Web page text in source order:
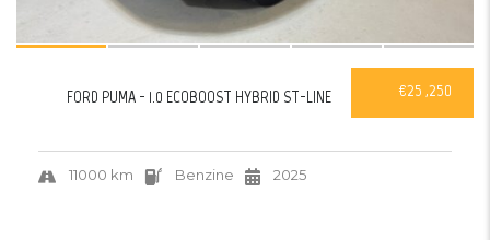
€25 ,250
FORD PUMA - 1.0 ECOBOOST HYBRID ST-LINE
11000 km Benzine 2025